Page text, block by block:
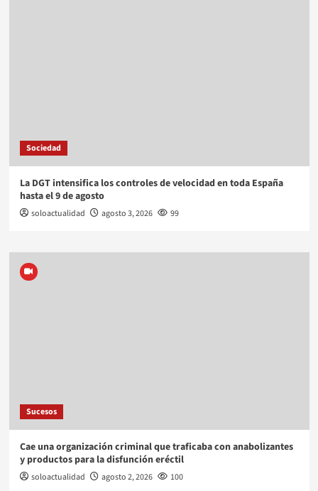
Sociedad
La DGT intensifica los controles de velocidad en toda España
hasta el 9 de agosto
soloactualidad agosto 3, 2026 99
Sucesos
Cae una organización criminal que traficaba con anabolizantes
y productos para la disfunción eréctil
soloactualidad agosto 2, 2026 100